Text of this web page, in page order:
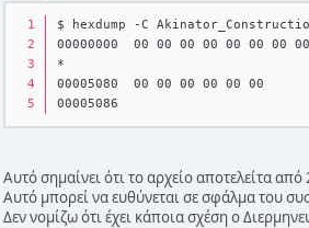
$ hexdump -C
00000000  00 00 00 00 00 00
*
00005080  00 00 00 00 00 00
00005086
Αυτό σημαίνει ότι το αρχείο αποτελείτα
Αυτό μπορεί να ευθύνεται σε σφάλμα του
Δεν νομίζω ότι έχει κάποια σχέση ο